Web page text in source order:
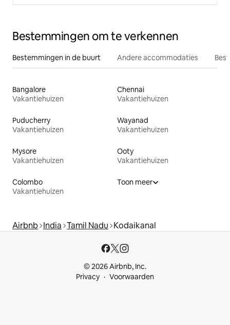
Bestemmingen om te verkennen
Bestemmingen in de buurt Andere accommodaties
Bangalore
Vakantiehuizen
Chennai
Vakantiehuizen
Puducherry
Vakantiehuizen
Wayanad
Vakantiehuizen
Mysore
Vakantiehuizen
Ooty
Vakantiehuizen
Colombo
Vakantiehuizen
Toon meer
Airbnb India Tamil Nadu Kodaikanal
© 2026 Airbnb, Inc.
Privacy
Voorwaarden